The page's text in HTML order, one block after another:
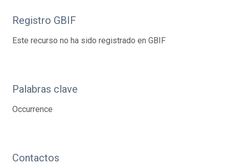
Registro GBIF
Este recurso no ha sido registrado en GBIF
Palabras clave
Occurrence
Contactos